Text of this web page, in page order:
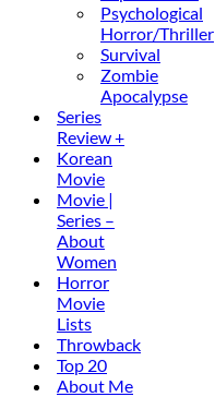
Psychological
Horror/Thriller
Survival
Zombie
Apocalypse
Series
Review +
Korean
Movie
Movie |
Series –
About
Women
Horror
Movie
Lists
Throwback
Top 20
About Me